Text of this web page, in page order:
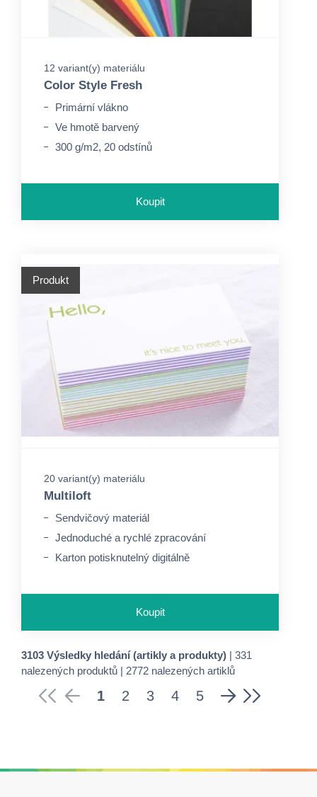
12 variant(y) materiálu
Color Style Fresh
Primární vlákno
Ve hmotě barvený
300 g/m2, 20 odstínů
Koupit
Produkt
20 variant(y) materiálu
Multiloft
Sendvičový materiál
Jednoduché a rychlé zpracování
Karton potisknutelný digitálně
Koupit
3103 Výsledky hledání (artikly a produkty) | 331
nalezených produktů | 2772 nalezených artiklů
1 2 3 4 5